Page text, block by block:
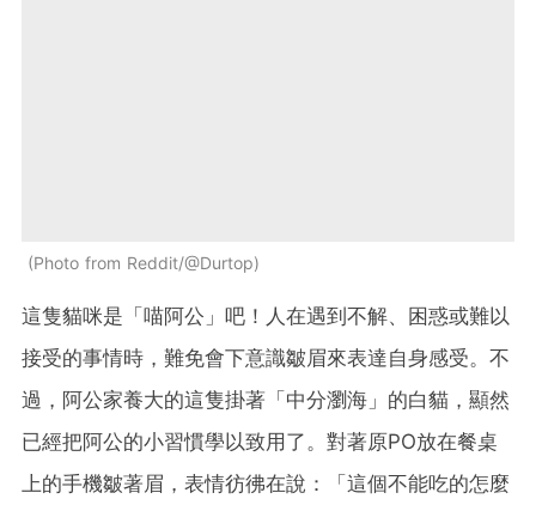
Photo from Reddit/@Durtop
這隻貓咪是「喵阿公」吧！人在遇到不解、困惑或難以
接受的事情時，難免會下意識皺眉來表達自身感受。不
過，阿公家養大的這隻掛著「中分瀏海」的白貓，顯然
已經把阿公的小習慣學以致用了。對著原PO放在餐桌
上的手機皺著眉，表情彷彿在說：「這個不能吃的怎麼